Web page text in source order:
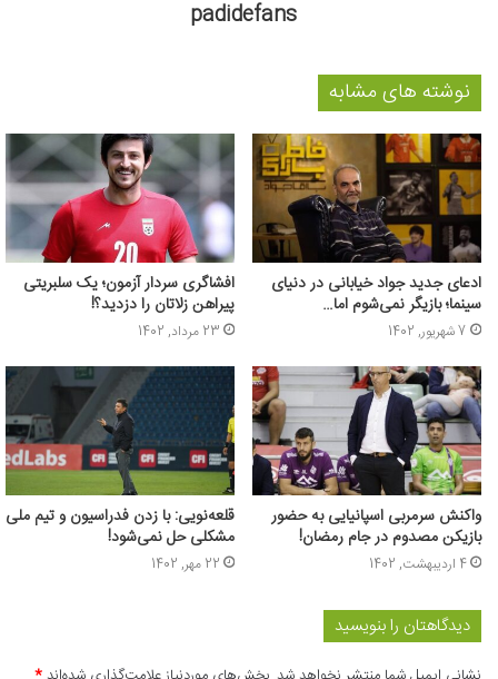
padidefans
نوشته های مشابه
ادعای جدید جواد خیابانی در دنیای
سینما؛ بازیگر نمی‌شوم اما…
7 شهریور, 1402
افشاگری سردار آزمون؛ یک سلبریتی
پیراهن زلاتان را دزدید؟!
23 مرداد, 1402
واکنش سرمربی اسپانیایی به حضور
بازیکن مصدوم در جام رمضان!
4 اردیبهشت, 1402
قلعه‌نویی: با زدن فدراسیون و تیم ملی
مشکلی حل نمی‌شود!
22 مهر, 1402
دیدگاهتان را بنویسید